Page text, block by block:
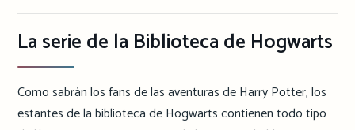
La serie de la Biblioteca de Hogwarts
Como sabrán los fans de las aventuras de Harry Potter, los
estantes de la biblioteca de Hogwarts contienen todo tipo